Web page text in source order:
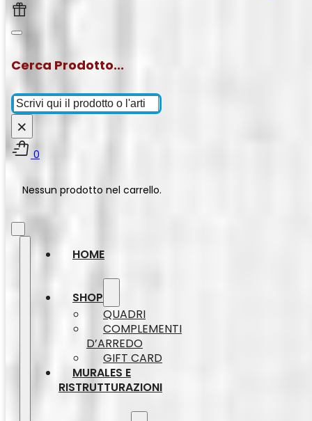
Cerca Prodotto...
Cerca
×
0
Nessun prodotto nel carrello.
HOME
SHOP
QUADRI
COMPLEMENTI
D’ARREDO
GIFT CARD
MURALES E
RISTRUTTURAZIONI